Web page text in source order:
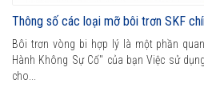
Thông số các loại mỡ bôi trơn SKF
Bôi trơn vòng bi hợp lý là một phần
Hành Không Sự Cố" của bạn Việc sử
cho...